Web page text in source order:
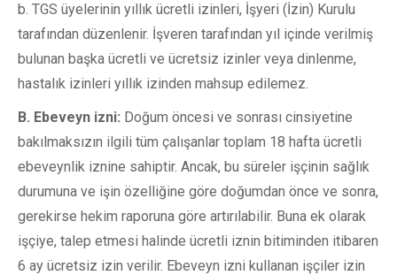
b. TGS üyelerinin yıllık ücretli izinleri, İşyeri (İzin) Kurulu
tarafından düzenlenir. İşveren tarafından yıl içinde verilmiş
bulunan başka ücretli ve ücretsiz izinler veya dinlenme,
hastalık izinleri yıllık izinden mahsup edilemez.
B. Ebeveyn izni: Doğum öncesi ve sonrası cinsiyetine
bakılmaksızın ilgili tüm çalışanlar toplam 18 hafta ücretli
ebeveynlik iznine sahiptir. Ancak, bu süreler işçinin sağlık
durumuna ve işin özelliğine göre doğumdan önce ve sonra,
gerekirse hekim raporuna göre artırılabilir. Buna ek olarak
işçiye, talep etmesi halinde ücretli iznin bitiminden itibaren
6 ay ücretsiz izin verilir. Ebeveyn izni kullanan işçiler izin